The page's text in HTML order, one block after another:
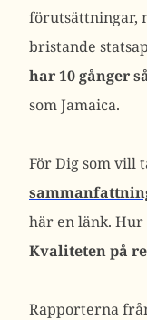
förutsättningar,
bristande
har 10 gånger
som Jamaica.
För Dig som vill
här en länk.
Kvaliteten på
Rapporterna